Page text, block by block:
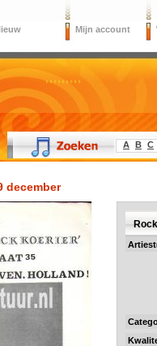
Mijn account
A B C
december